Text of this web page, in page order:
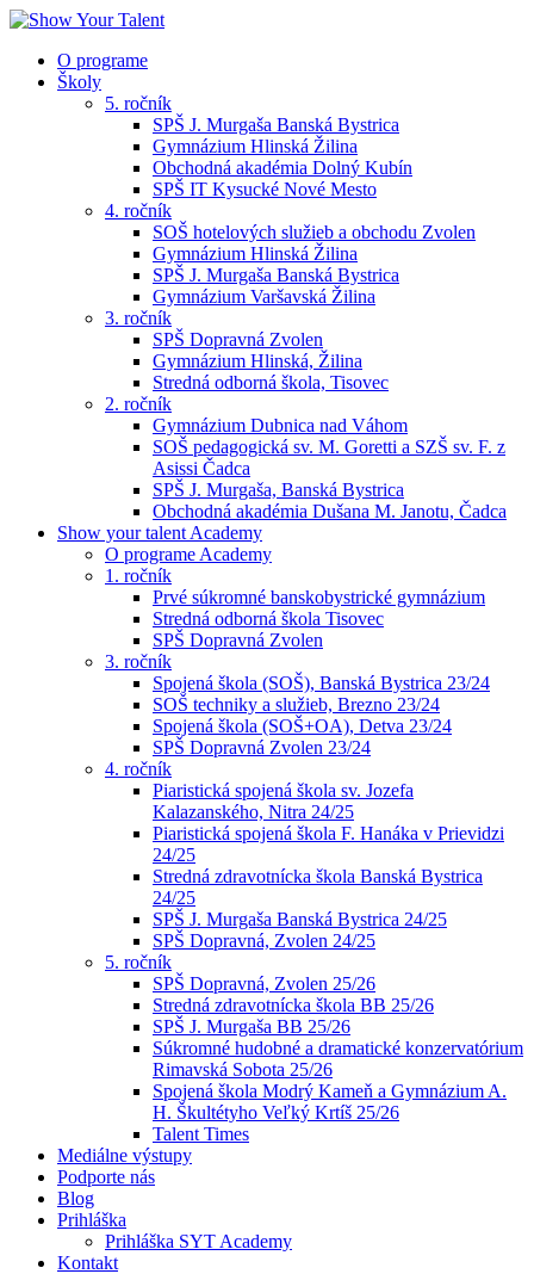
O programe
Školy
5. ročník
SPŠ J. Murgaša Banská Bystrica
Gymnázium Hlinská Žilina
Obchodná akadémia Dolný Kubín
SPŠ IT Kysucké Nové Mesto
4. ročník
SOŠ hotelových služieb a obchodu Zvolen
Gymnázium Hlinská Žilina
SPŠ J. Murgaša Banská Bystrica
Gymnázium Varšavská Žilina
3. ročník
SPŠ Dopravná Zvolen
Gymnázium Hlinská, Žilina
Stredná odborná škola, Tisovec
2. ročník
Gymnázium Dubnica nad Váhom
SOŠ pedagogická sv. M. Goretti a SZŠ sv. F. z
Asissi Čadca
SPŠ J. Murgaša, Banská Bystrica
Obchodná akadémia Dušana M. Janotu, Čadca
Show your talent Academy
O programe Academy
1. ročník
Prvé súkromné banskobystrické gymnázium
Stredná odborná škola Tisovec
SPŠ Dopravná Zvolen
3. ročník
Spojená škola (SOŠ), Banská Bystrica 23/24
SOŠ techniky a služieb, Brezno 23/24
Spojená škola (SOŠ+OA), Detva 23/24
SPŠ Dopravná Zvolen 23/24
4. ročník
Piaristická spojená škola sv. Jozefa
Kalazanského, Nitra 24/25
Piaristická spojená škola F. Hanáka v Prievidzi
24/25
Stredná zdravotnícka škola Banská Bystrica
24/25
SPŠ J. Murgaša Banská Bystrica 24/25
SPŠ Dopravná, Zvolen 24/25
5. ročník
SPŠ Dopravná, Zvolen 25/26
Stredná zdravotnícka škola BB 25/26
SPŠ J. Murgaša BB 25/26
Súkromné hudobné a dramatické konzervatórium
Rimavská Sobota 25/26
Spojená škola Modrý Kameň a Gymnázium A.
H. Škultétyho Veľký Krtíš 25/26
Talent Times
Mediálne výstupy
Podporte nás
Blog
Prihláška
Prihláška SYT Academy
Kontakt